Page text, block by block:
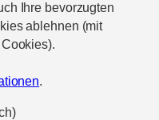
Ihre bevorzugten
ablehnen (mit
.